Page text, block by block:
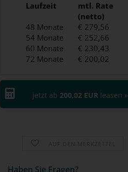
Laufzeit
mtl. Rate
(netto)
48 Monate
€ 279,56
54 Monate
€ 252,66
60 Monate
€ 230,43
72 Monate
€ 200,02
jetzt ab 200,02 EURleasen »
Haben Sie Fra­gen?